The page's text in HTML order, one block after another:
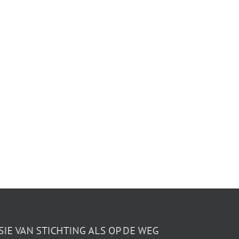
VAN STICHTING ALS OP DE WEG